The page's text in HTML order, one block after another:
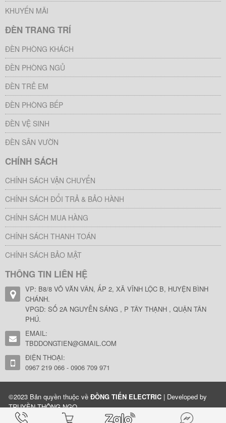
KHUYẾN MÃI
ĐÈN TRANG TRÍ
ĐÈN PHÒNG KHÁCH
ĐÈN PHÒNG NGỦ
ĐÈN TRẺ EM
ĐÈN PHÒNG BẾP
ĐÈN VỆ SINH
ĐÈN SÂN VƯỜN
CHÍNH SÁCH
CHÍNH SÁCH VẬN CHUYỂN
CHÍNH SÁCH ĐỔI TRẢ & BẢO HÀNH
CHÍNH SÁCH MUA HÀNG
CHÍNH SÁCH THANH TOÁN
CHÍNH SÁCH BẢO MẬT
THÔNG TIN LIÊN HỆ
VP: B8/8 VÕ VĂN VÂN, ẤP 2, XÃ VĨNH LỘC B, HUYỆN BÌNH
CHÁNH.
VPGD: SỐ 2A NGUYỄN SÁNG , P TÂY THẠNH , QUẬN TÂN
PHÚ.
EMAIL:
TBDDONGTIEN@GMAIL.COM
ĐIỆN THOẠI:
0967 219 066 - 0906 709 971
©2023 Bản quyền thuộc về ĐỒNG TIẾN ELECTRIC | Developed by
TRUYỀN THÔNG NGỌ